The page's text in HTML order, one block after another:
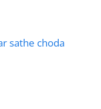
sathe choda